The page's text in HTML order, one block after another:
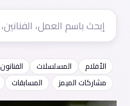
الأفلام المسلسلات الفنانون
مشاركات الميمز
المسابقات